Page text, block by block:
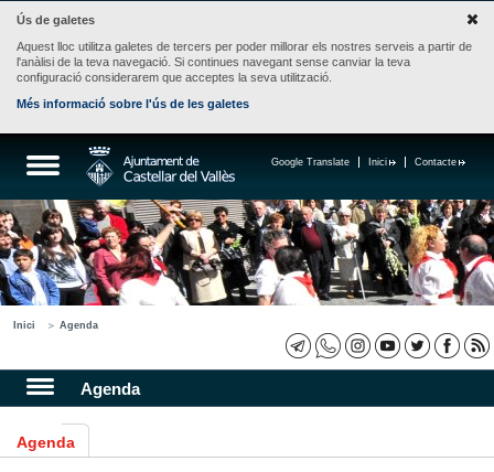
Ús de galetes
Aquest lloc utilitza galetes de tercers per poder millorar els nostres serveis a partir de
l'anàlisi de la teva navegació. Si continues navegant sense canviar la teva
configuració considerarem que acceptes la seva utilització.
Més informació sobre l'ús de les galetes
Contacte
Inici
Google Translate
Inici Agenda
Agenda
Agenda